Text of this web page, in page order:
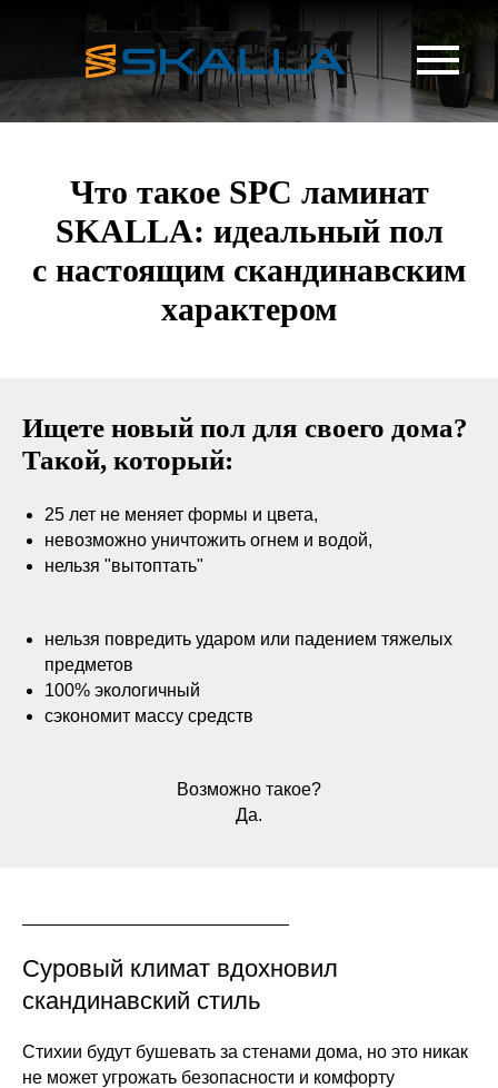
Что такое SPC ламинат
SKALLA: идеальный пол
с настоящим скандинавским
характером
Ищете новый пол для своего дома?
Такой, который:
25 лет не меняет формы и цвета,
невозможно уничтожить огнем и водой,
нельзя "вытоптать"
нельзя повредить ударом или падением тяжелых
предметов
100% экологичный
сэкономит массу средств
Возможно такое?
Да.
Суровый климат вдохновил
скандинавский стиль
Стихии будут бушевать за стенами дома, но это никак
не может угрожать безопасности и комфорту